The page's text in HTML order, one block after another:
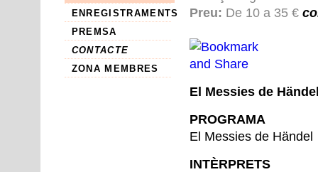
ENREGISTRAMENTS
PREMSA
CONTACTE
ZONA MEMBRES
Preu: De 10 a 35 €
El Messies de
PROGRAMA
El Messies de Händel
INTÈRPRETS